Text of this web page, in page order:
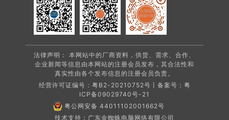
法律声明： 本网站中的厂商资料，供货、需求、合作、
企业新闻等信息由本网站的注册会员发布，其合法性和
真实性由各个发布信息的注册会员负责。
经营许可证编号：粤B2-20210752号丨备案号： 粤
ICP备09029740号-21
粤公网安备 44011102001662号
技术支持：广东金蜘蛛电脑网络有限公司